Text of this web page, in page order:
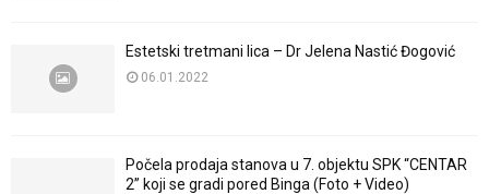
Estetski tretmani lica – Dr Jelena Nastić Đogović
06.01.2022
Počela prodaja stanova u 7. objektu SPK “CENTAR
2” koji se gradi pored Binga (Foto + Video)